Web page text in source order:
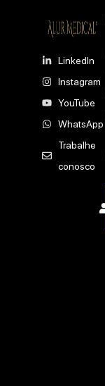
LinkedIn
Instagram
YouTube
WhatsApp
Trabalhe
conosco